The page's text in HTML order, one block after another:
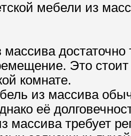
мебели из
Это
комнате.
из массива
её
массива требует